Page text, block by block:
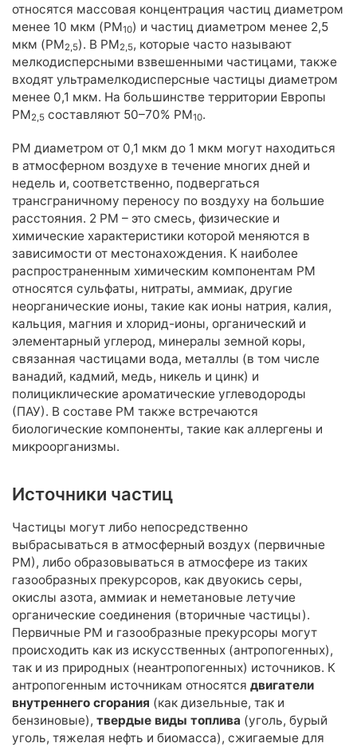
Анионы
Элементный состав
Полициклические ароматические углеводороды (ПАУ)
Гранулометрический состав взвешенных частиц в воде
Анализ жидкой пробы: вода для бетонов
Индивидуальный набор показателей
Агрохимический анализ почвы
Агрохимический анализ почвы для сельскохозяйственных
предприятий
Агрохимический анализ почвы для частных лиц
Агрохимический анализ почвы по зарубежным методикам
(рекомендации FAO)
Анализ почвы на азотное питание растений
Анализ почвы на засоление
Анализ биологической активности почвы
Анализ почвы на безопасность
Анализ удобрений
Комплексные наборы
Тяжелые металлы
Гуминовые и фульвокислоты
Элементный
Естественные радионуклиды (ЕРН)
Полициклические ароматические углеводороды (ПАУ)
Индивидуальный набор показателей
Информация
О лаборатории
Контакты
Вопрос эксперту
Мы в СМИ
База знаний
относятся массовая концентрация частиц диаметром
менее 10 мкм (PM10) и частиц диаметром менее 2,5
мкм (PM2,5). В PM2,5, которые часто называют
мелкодисперсными взвешенными частицами, также
входят ультрамелкодисперсные частицы диаметром
менее 0,1 мкм. На большинстве территории Европы
PM2,5 составляют 50–70% PM10.
РМ диаметром от 0,1 мкм до 1 мкм могут находиться
в атмосферном воздухе в течение многих дней и
недель и, соответственно, подвергаться
трансграничному переносу по воздуху на большие
расстояния. 2 РМ – это смесь, физические и
химические характеристики которой меняются в
зависимости от местонахождения. К наиболее
распространенным химическим компонентам РМ
относятся сульфаты, нитраты, аммиак, другие
неорганические ионы, такие как ионы натрия, калия,
кальция, магния и хлорид-ионы, органический и
элементарный углерод, минералы земной коры,
связанная частицами вода, металлы (в том числе
ванадий, кадмий, медь, никель и цинк) и
полициклические ароматические углеводороды
(ПАУ). В составе РМ также встречаются
биологические компоненты, такие как аллергены и
микроорганизмы.
Источники частиц
Частицы могут либо непосредственно
выбрасываться в атмосферный воздух (первичные
РМ), либо образовываться в атмосфере из таких
газообразных прекурсоров, как двуокись серы,
окислы азота, аммиак и неметановые летучие
органические соединения (вторичные частицы).
Первичные РМ и газообразные прекурсоры могут
происходить как из искусственных (антропогенных),
так и из природных (неантропогенных) источников. К
антропогенным источникам относятся двигатели
внутреннего сгорания (как дизельные, так и
бензиновые), твердые виды топлива (уголь, бурый
уголь, тяжелая нефть и биомасса), сжигаемые для